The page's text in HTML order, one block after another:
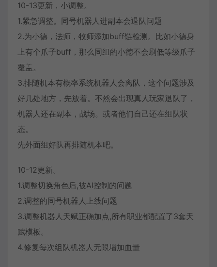
10-13更新，小调整。
1.紧急调整。同号机器人进副本会退队问题
2.为小德，法师，牧师添加buff链检测。比如小德身
上有个爪子buff，那么同组的小德不会刷低等级爪子
覆盖。
3.排随机本有概率系统机器人会离队，这个问题涉及
好几处地方，先放着。不然会出现真人玩家退队了，
机器人还在副本，战场。或者他们自己还在组队状
态。
先外面组好队再排随机本吧。
10-12更新。
1.调整切换角色后,被AI控制的问题
2.调整的同号机器人上线问题
3.调整机器人天赋正确加点,所有职业都配置了3套天
赋模板。
4.修复每次组队机器人无限增加血量